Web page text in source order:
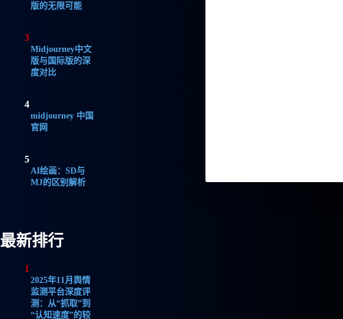
版的无限可能
3
Midjourney中文
版与国际版的深
度对比
4
midjourney 中国
官网
5
AI绘画：SD与
MJ的区别解析
最新排行
1
2025年11月舆情
监测平台深度评
测：从“抓取”到
“认知速度”的较